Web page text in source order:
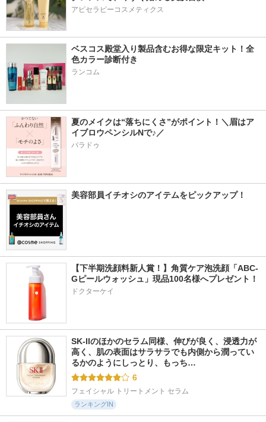
アピセラピーコスメティクス
ベスコス殿堂入り製品含むお得な限定キット！全
色カラー診断付き
ランコム
夏のメイクは“落ちにくさ”がポイント！＼眉はア
イブロウペンシルNで♪／
パラドゥ
美容部員イチオシのアイテムをピックアップ！
【下半期洗顔料新人賞！】角質ケア泡洗顔「ABC-
Gピールウォッシュ」現品100名様へプレゼント！
ドクターケイ
SK-IIのほかのセラム同様、伸びが良く、浸透力が
高く、肌の表面はサラサラでも内側から潤ってい
るかのようにしっとり、もっち…
6
フェイシャル トリートメント セラム
ランキングIN